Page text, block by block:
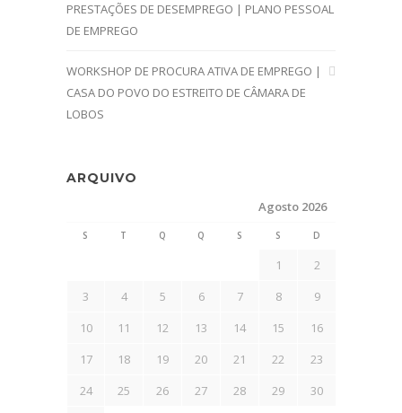
PRESTAÇÕES DE DESEMPREGO | PLANO PESSOAL
DE EMPREGO
WORKSHOP DE PROCURA ATIVA DE EMPREGO |
CASA DO POVO DO ESTREITO DE CÂMARA DE
LOBOS
ARQUIVO
Agosto 2026
S T Q Q S S D
1
2
3
4 5 6 7 8
9
10
11 12 13 14 15
16
17
18 19 20 21 22
23
24
25 26 27 28 29
30